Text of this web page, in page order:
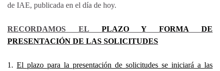
de IAE, publicada en el día de hoy.
RECORDAMOS EL PLAZO Y FORMA DE
PRESENTACIÓN DE LAS SOLICITUDES
1. El plazo para la presentación de solicitudes se iniciará a las